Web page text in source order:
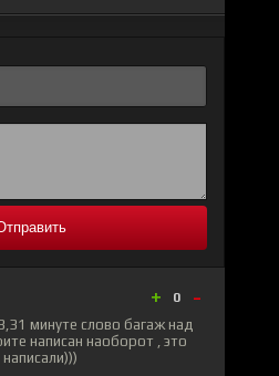
+ 0 -
минуте слово багаж над
написан наоборот , это